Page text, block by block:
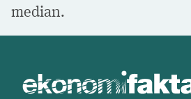
median.